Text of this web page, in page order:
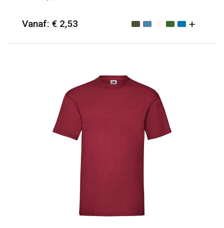
Vanaf: € 2,53
Minimale afname: 50